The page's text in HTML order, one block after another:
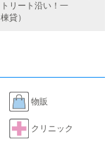
トリート沿い！一
棟貸）
物販
クリニック